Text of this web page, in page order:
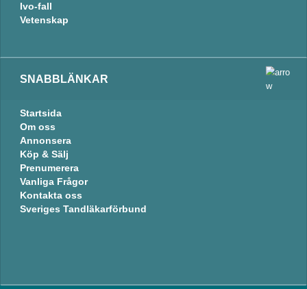
Ivo-fall
Vetenskap
SNABBLÄNKAR
Startsida
Om oss
Annonsera
Köp & Sälj
Prenumerera
Vanliga Frågor
Kontakta oss
Sveriges Tandläkarförbund